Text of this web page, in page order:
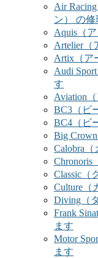
Air
ン） の
Aquis（
Artelier（
Artix（ア
Audi
す
Aviation
BC3（ビ
BC4（ビ
Big
Calobra
Chronoris
Classic（
Culture（
Diving（
Frank
ます
Motor
ます